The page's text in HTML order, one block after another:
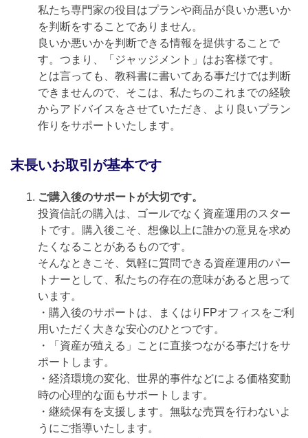
私たち専門家の役目はプランや商品が良いか悪いか
を判断をすることでありません。
良いか悪いかを判断できる情報を提供することで
す。つまり、「ジャッジメント」はお客様です。
とは言っても、教科書に書いてある事だけでは判断
できませんので、そこは、私たちのこれまでの経験
からアドバイスをさせていただき、より良いプラン
作りをサポートいたします。
末長いお取引が基本です
ご購入後のサポートが大切です。
投資信託の購入は、ゴールでなく資産運用のスター
トです。購入後こそ、想像以上に誰かの意見を求め
たくなることがあるものです。
そんなときこそ、気軽に質問できる資産運用のパー
トナーとして、私たちの存在の意味があると思って
います。
・購入後のサポートは、まくはりFPオフィスをご利
用いただく大きな安心のひとつです。
・「資産が殖える」ことに直接つながる事だけをサ
ポートします。
・経済環境の変化、世界的事件などによる価格変動
時の心理的な面もサポートします。
・継続保有を支援します。無駄な売買を行わないよ
うにご指導いたします。